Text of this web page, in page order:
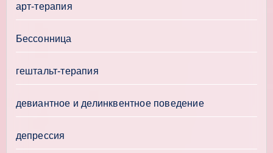
арт-терапия
Бессонница
гештальт-терапия
девиантное и делинквентное поведение
депрессия